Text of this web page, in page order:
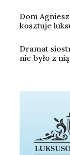
Dom
kosztuje
Dramat
nie było z